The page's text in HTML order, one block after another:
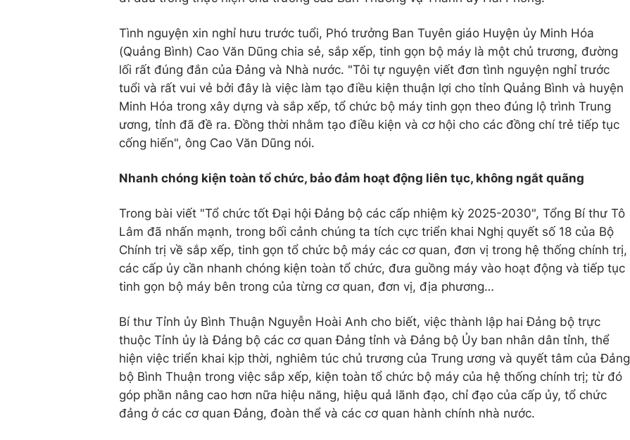
Tình nguyện xin nghỉ hưu trước tuổi, Phó trưởng Ban Tuyên giáo Huyện ủy Minh Hóa
(Quảng Bình) Cao Văn Dũng chia sẻ, sắp xếp, tinh gọn bộ máy là một chủ trương, đường
lối rất đúng đắn của Đảng và Nhà nước. "Tôi tự nguyện viết đơn tình nguyện nghỉ trước
tuổi và rất vui vẻ bởi đây là việc làm tạo điều kiện thuận lợi cho tỉnh Quảng Bình và huyện
Minh Hóa trong xây dựng và sắp xếp, tổ chức bộ máy tinh gọn theo đúng lộ trình Trung
ương, tỉnh đã đề ra. Đồng thời nhằm tạo điều kiện và cơ hội cho các đồng chí trẻ tiếp tục
cống hiến", ông Cao Văn Dũng nói.
Nhanh chóng kiện toàn tổ chức, bảo đảm hoạt động liên tục, không ngắt quãng
Trong bài viết "Tổ chức tốt Đại hội Đảng bộ các cấp nhiệm kỳ 2025-2030", Tổng Bí thư Tô
Lâm đã nhấn mạnh, trong bối cảnh chúng ta tích cực triển khai Nghị quyết số 18 của Bộ
Chính trị về sắp xếp, tinh gọn tổ chức bộ máy các cơ quan, đơn vị trong hệ thống chính trị,
các cấp ủy cần nhanh chóng kiện toàn tổ chức, đưa guồng máy vào hoạt động và tiếp tục
tinh gọn bộ máy bên trong của từng cơ quan, đơn vị, địa phương…
Bí thư Tỉnh ủy Bình Thuận Nguyễn Hoài Anh cho biết, việc thành lập hai Đảng bộ trực
thuộc Tỉnh ủy là Đảng bộ các cơ quan Đảng tỉnh và Đảng bộ Ủy ban nhân dân tỉnh, thể
hiện việc triển khai kịp thời, nghiêm túc chủ trương của Trung ương và quyết tâm của Đảng
bộ Bình Thuận trong việc sắp xếp, kiện toàn tổ chức bộ máy của hệ thống chính trị; từ đó
góp phần nâng cao hơn nữa hiệu năng, hiệu quả lãnh đạo, chỉ đạo của cấp ủy, tổ chức
đảng ở các cơ quan Đảng, đoàn thể và các cơ quan hành chính nhà nước.